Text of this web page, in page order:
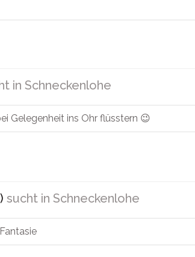
in Schneckenlohe
Gelegenheit ins Ohr flüsstern 😉
sucht in Schneckenlohe